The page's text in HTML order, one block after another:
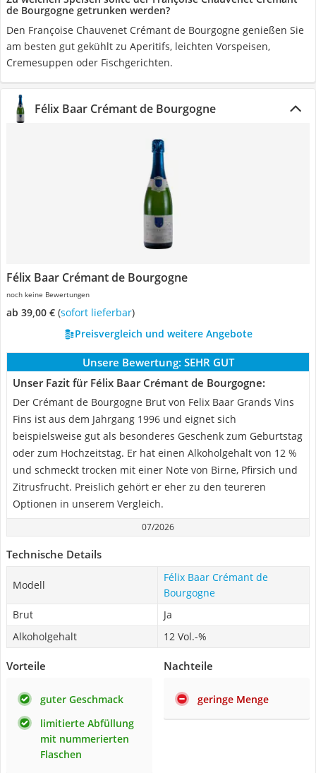
de Bourgogne getrunken werden?
Den Françoise Chauvenet Crémant de Bourgogne genießen Sie
am besten gut gekühlt zu Aperitifs, leichten Vorspeisen,
Cremesuppen oder Fischgerichten.
Félix Baar Crémant de Bourgogne
Félix Baar Crémant de Bourgogne
noch keine Bewertungen
ab 39,00 € ( Sofort lieferbar)
Preisvergleich und weitere Angebote
Unsere Bewertung: SEHR GUT
Unser Fazit für Félix Baar Crémant de Bourgogne:
Der Crémant de Bourgogne Brut von Felix Baar Grands Vins
Fins ist aus dem Jahrgang 1996 und eignet sich
beispielsweise gut als besonderes Geschenk zum Geburtstag
oder zum Hochzeitstag. Er hat einen Alkoholgehalt von 12 %
und schmeckt trocken mit einer Note von Birne, Pfirsich und
Zitrusfrucht. Preislich gehört er eher zu den teureren
Optionen in unserem Vergleich.
07/2026
Technische Details
Modell
Félix Baar Crémant de
Bourgogne
Brut
Ja
Alkoholgehalt
12 Vol.-%
Vorteile
guter Geschmack
limitierte Abfüllung
mit nummerierten
Flaschen
Nachteile
geringe Menge